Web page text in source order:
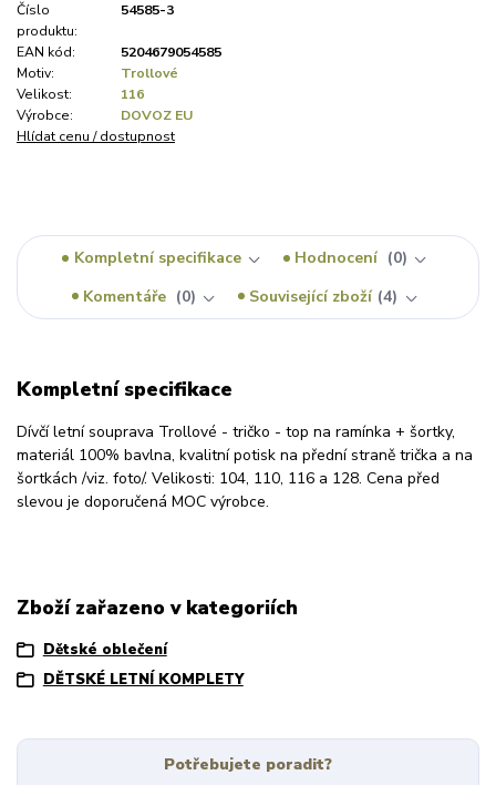
Číslo
produktu:
54585-3
EAN kód:
5204679054585
Motiv:
Trollové
Velikost:
116
Výrobce:
DOVOZ EU
Hlídat cenu / dostupnost
Kompletní specifikace Hodnocení
0
Komentáře
0 Související zboží 4
Kompletní specifikace
Dívčí letní souprava Trollové - tričko - top na ramínka + šortky,
materiál 100% bavlna, kvalitní potisk na přední straně trička a na
šortkách /viz. foto/. Velikosti: 104, 110, 116 a 128. Cena před
slevou je doporučená MOC výrobce.
Zboží zařazeno v kategoriích
Dětské oblečení
DĚTSKÉ LETNÍ KOMPLETY
Potřebujete poradit?